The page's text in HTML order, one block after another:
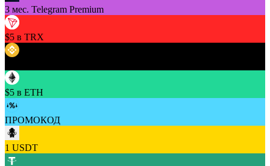
3 мес. Telegram Premium
$5 в TRX
$5 в ETH
ПРОМОКОД
1 USDT